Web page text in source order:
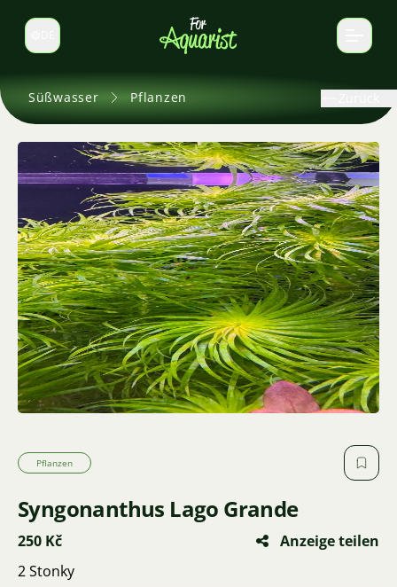
Sprache wechseln
Süßwasser Pflanzen
Pflanzen
Syngonanthus Lago Grande
250 Kč
Anzeige teilen
2 Stonky